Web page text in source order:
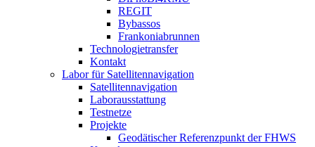
REGIT
Bybassos
Frankoniabrunnen
Technologietransfer
Kontakt
Labor für Satellitennavigation
Satellitennavigation
Laborausstattung
Testnetze
Projekte
Geodätischer Referenzpunkt der FHWS